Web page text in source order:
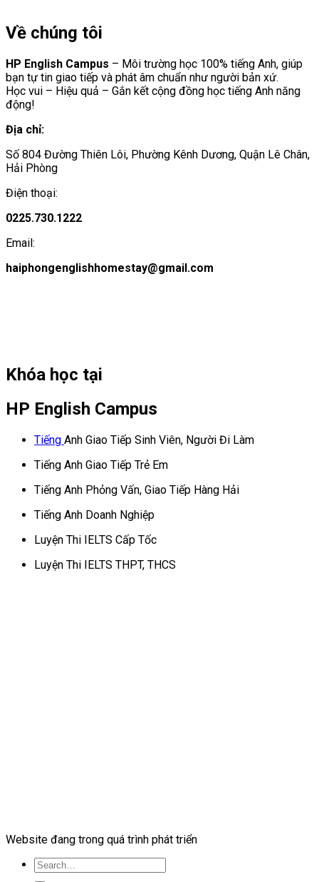
Về chúng tôi
HP English Campus – Môi trường học 100% tiếng Anh, giúp
bạn tự tin giao tiếp và phát âm chuẩn như người bản xứ.
Học vui – Hiệu quả – Gắn kết cộng đồng học tiếng Anh năng
động!
Địa chỉ:
Số 804 Đường Thiên Lôi, Phường Kênh Dương, Quận Lê Chân,
Hải Phòng
Điện thoại:
0225.730.1222
Email:
haiphongenglishhomestay@gmail.com
Khóa học tại
HP English Campus
Tiếng Anh Giao Tiếp Sinh Viên, Người Đi Làm
Tiếng Anh Giao Tiếp Trẻ Em
Tiếng Anh Phỏng Vấn, Giao Tiếp Hàng Hải
Tiếng Anh Doanh Nghiệp
Luyện Thi IELTS Cấp Tốc
Luyện Thi IELTS THPT, THCS
Website đang trong quá trình phát triển